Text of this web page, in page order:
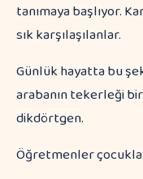
tanımaya başlıyor.
sık karşılaşılanlar.
Günlük hayatta bu
arabanın tekerleği
dikdörtgen.
Öğretmenler